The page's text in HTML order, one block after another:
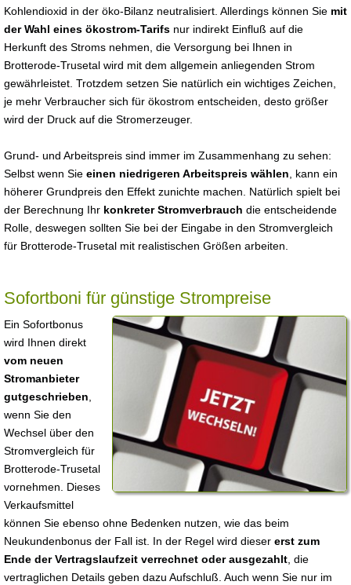
Kohlendioxid in der öko-Bilanz neutralisiert. Allerdings können Sie mit
der Wahl eines ökostrom-Tarifs nur indirekt Einfluß auf die
Herkunft des Stroms nehmen, die Versorgung bei Ihnen in
Brotterode-Trusetal wird mit dem allgemein anliegenden Strom
gewährleistet. Trotzdem setzen Sie natürlich ein wichtiges Zeichen,
je mehr Verbraucher sich für ökostrom entscheiden, desto größer
wird der Druck auf die Stromerzeuger.
Grund- und Arbeitspreis sind immer im Zusammenhang zu sehen:
Selbst wenn Sie einen niedrigeren Arbeitspreis wählen , kann ein
höherer Grundpreis den Effekt zunichte machen. Natürlich spielt bei
der Berechnung Ihr konkreter Stromverbrauch die entscheidende
Rolle, deswegen sollten Sie bei der Eingabe in den Stromvergleich
für Brotterode-Trusetal mit realistischen Größen arbeiten.
Sofortboni für günstige Strompreise
Ein Sofortbonus
wird Ihnen direkt
vom neuen
Stromanbieter
gutgeschrieben
wenn Sie den
Wechsel über den
Stromvergleich für
Brotterode-Trusetal
vornehmen. Dieses
Verkaufsmittel
können Sie ebenso ohne Bedenken nutzen, wie das beim
Neukundenbonus der Fall ist. In der Regel wird dieser erst zum
Ende der Vertragslaufzeit verrechnet oder ausgezahlt , die
vertraglichen Details geben dazu Aufschluß. Auch wenn Sie nur im